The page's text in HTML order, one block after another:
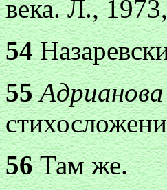
века. Л.,
54
55
56Там же.